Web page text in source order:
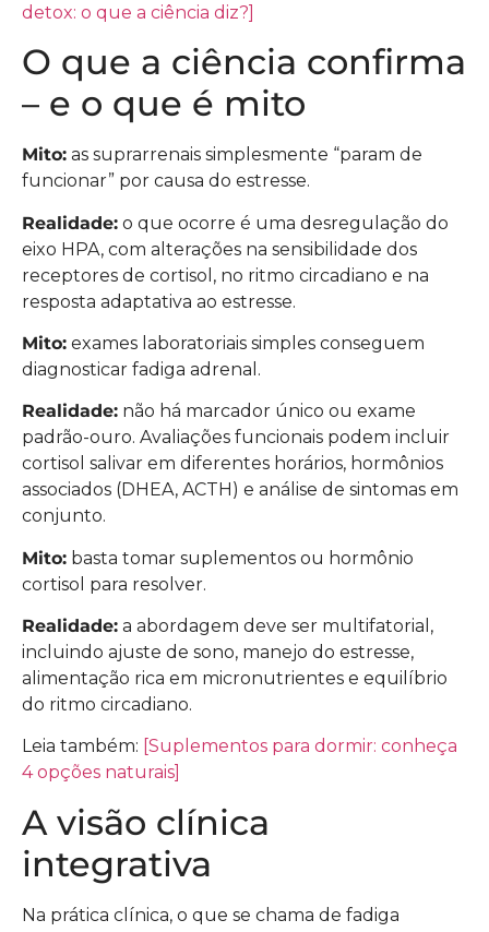
detox: o que a ciência diz?]
O que a ciência confirma
– e o que é mito
Mito: as suprarrenais simplesmente “param de
funcionar” por causa do estresse.
Realidade: o que ocorre é uma desregulação do
eixo HPA, com alterações na sensibilidade dos
receptores de cortisol, no ritmo circadiano e na
resposta adaptativa ao estresse.
Mito: exames laboratoriais simples conseguem
diagnosticar fadiga adrenal.
Realidade: não há marcador único ou exame
padrão-ouro. Avaliações funcionais podem incluir
cortisol salivar em diferentes horários, hormônios
associados (DHEA, ACTH) e análise de sintomas em
conjunto.
Mito: basta tomar suplementos ou hormônio
cortisol para resolver.
Realidade: a abordagem deve ser multifatorial,
incluindo ajuste de sono, manejo do estresse,
alimentação rica em micronutrientes e equilíbrio
do ritmo circadiano.
Leia também: [Suplementos para dormir: conheça
4 opções naturais]
A visão clínica
integrativa
Na prática clínica, o que se chama de fadiga